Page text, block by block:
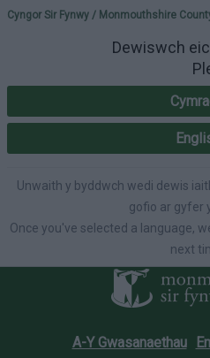
Please
Cyngor Sir Fynwy / Monmouthshire
Dewiswch
Unwaith y byddwch wedi dewis
gofio ar gyfer
Once you've selected a language,
next
A-Y Gwasanaethau